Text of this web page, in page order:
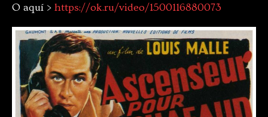
O aquí > https://ok.ru/video/1500116880073